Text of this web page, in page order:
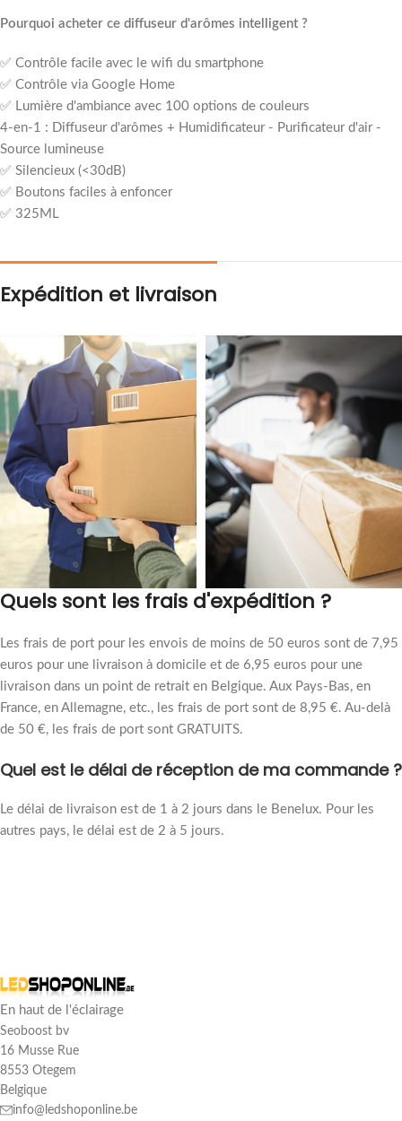
Pourquoi acheter ce diffuseur d'arômes intelligent ?
✅ Contrôle facile avec le wifi du smartphone
✅ Contrôle via Google Home
✅ Lumière d'ambiance avec 100 options de couleurs
4-en-1 : Diffuseur d'arômes + Humidificateur - Purificateur d'air -
Source lumineuse
✅ Silencieux (<30dB)
✅ Boutons faciles à enfoncer
✅ 325ML
Expédition et livraison
Quels sont les frais d'expédition ?
Les frais de port pour les envois de moins de 50 euros sont de 7,95
euros pour une livraison à domicile et de 6,95 euros pour une
livraison dans un point de retrait en Belgique. Aux Pays-Bas, en
France, en Allemagne, etc., les frais de port sont de 8,95 €. Au-delà
de 50 €, les frais de port sont GRATUITS.
Quel est le délai de réception de ma commande ?
Le délai de livraison est de 1 à 2 jours dans le Benelux. Pour les
autres pays, le délai est de 2 à 5 jours.
En haut de l'éclairage
Seoboost bv
16 Musse Rue
8553 Otegem
Belgique
info@ledshoponline.be